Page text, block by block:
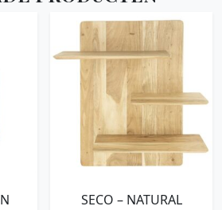
SECO – NATURAL